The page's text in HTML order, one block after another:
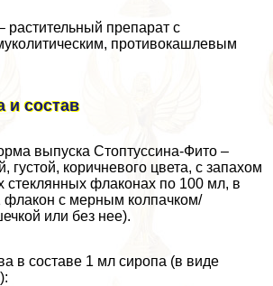
растительный препарат с
противокашлевым
и состав
выпуска Стоптуссина-Фито –
густой, коричневого цвета, с запахом
стеклянных флаконах по 100 мл, в
флакон с мерным колпачком/
или без нее).
в составе 1 мл сиропа (в виде